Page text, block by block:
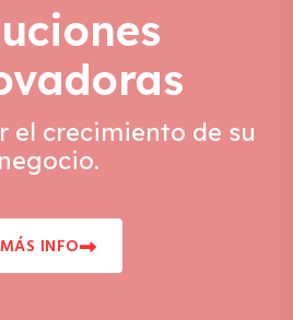
el crecimiento de su
negocio.
MÁS INFO